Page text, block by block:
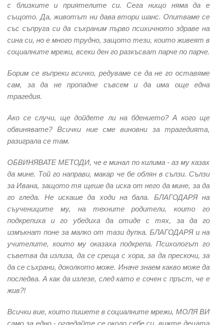
с близките и приятелите си. Сега нищо няма да е
същото. Да, животът ни дава втори шанс. Опитваме се
със съпруга си да съхраним първо психичното здраве на
сина си, но е много трудно, защото тези, които живеят в
социалните мрежи, всеки ден го разкъсват парче по парче.
Борим се въпреки всичко, редуваме се да не го оставяме
сам, за да не пропадне съвсем и да има още една
трагедия.
Ако се случи, ще дойдете ли на бдението? А кого ще
обвинявате? Всички ние сме виновни за трагедията,
разиграла се там.
ОБВИНЯВАТЕ МЕТОДИ, че е минал по килима - аз му казах
да мине. Той го направи, макар че бе облян в сълзи. Сълзи
за Ивана, защото тя щеше да иска от него да мине, за да
го гледа. Не искаше да ходи на бала. БЛАГОДАРЯ на
съучениците му, на техните родители, които го
подкрепиха и го убедиха да отиде с тях, за да го
измъкнат поне за малко от тази дупка. БЛАГОДАРЯ и на
учителите, които му оказаха подкрепа. Психологът го
съветва да излиза, да се среща с хора, за да прескочи, за
да се съхрани, доколкото може. Иначе знаем какво може да
последва. А как да излезе, след като е сочен с пръст, че е
жив?!
Всички вие, които пишете в социалните мрежи, МОЛЯ ВИ
само за едно - огледайте се около себе си, вижте децата